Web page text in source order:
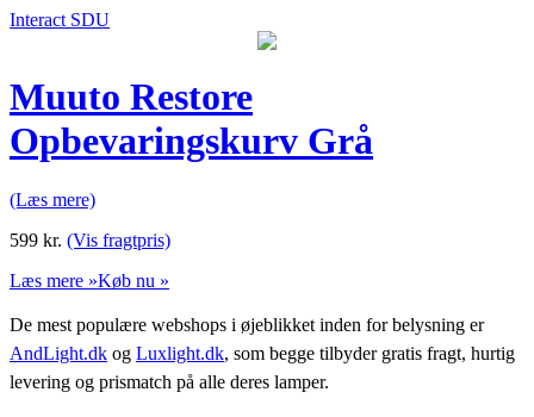
Interact SDU
Muuto Restore
Opbevaringskurv Grå
(Læs mere)
599 kr. (Vis fragtpris)
Læs mere »Køb nu »
De mest populære webshops i øjeblikket inden for belysning er
AndLight.dk og Luxlight.dk, som begge tilbyder gratis fragt, hurtig
levering og prismatch på alle deres lamper.